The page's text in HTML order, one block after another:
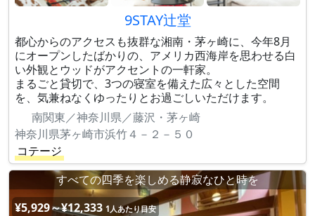
9STAY辻堂
都心からのアクセスも抜群な湘南・茅ヶ崎に、今年8月
にオープンしたばかりの、アメリカ西海岸を思わせる白
い外観とウッドがアクセントの一軒家。
まるごと貸切で、3つの寝室を備えた広々とした空間
を、気兼ねなくゆったりとお過ごしいただけます。
南関東／神奈川県／藤沢・茅ヶ崎
神奈川県茅ヶ崎市浜竹４－２－５０
コテージ
すべての四季を楽しめる静寂なひと時を
¥5,929～¥12,333 1人あたり目安